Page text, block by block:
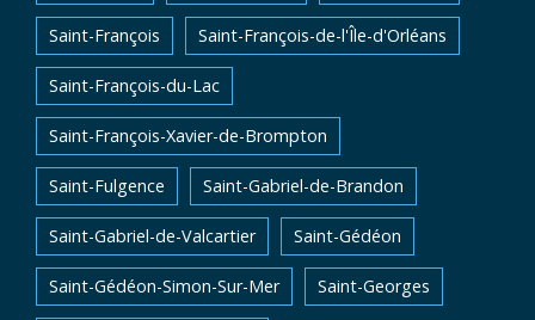
Saint-François Saint-François-de-l'Île-d'Orléans
Saint-François-du-Lac
Saint-François-Xavier-de-Brompton
Saint-Fulgence Saint-Gabriel-de-Brandon
Saint-Gabriel-de-Valcartier Saint-Gédéon
Saint-Gédéon-Simon-Sur-Mer Saint-Georges